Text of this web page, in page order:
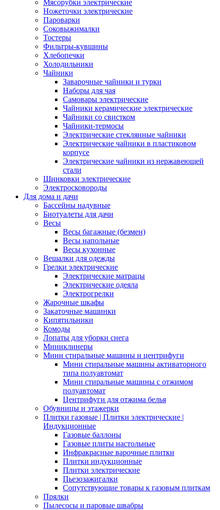
Мясорубки электрические
Ножеточки электрические
Пароварки
Соковыжималки
Тостеры
Фильтры-кувшины
Хлебопечки
Холодильники
Чайники
Заварочные чайники и турки
Наборы для чая
Самовары электрические
Чайники керамические электрические
Чайники со свистком
Чайники-термосы
Электрические стеклянные чайники
Электрические чайники в пластиковом
корпусе
Электрические чайники из нержавеющей
стали
Шинковки электрические
Электросковороды
Для дома и дачи
Бассейны надувные
Биотуалеты для дачи
Весы
Весы багажные (безмен)
Весы напольные
Весы кухонные
Вешалки для одежды
Грелки электрические
Электрические матрацы
Электрические одеяла
Электрогрелки
Жарочные шкафы
Закаточные машинки
Кипятильники
Комоды
Лопаты для уборки снега
Миниклинеры
Мини стиральные машины и центрифуги
Мини стиральные машины активаторного
типа полуавтомат
Мини стиральные машины с отжимом
полуавтомат
Центрифуги для отжима белья
Обувницы и этажерки
Плитки газовые | Плитки электрические |
Индукционные
Газовые баллоны
Газовые плиты настольные
Инфракрасные варочные плитки
Плитки индукционные
Плитки электрические
Пьезозажигалки
Сопутствующие товары к газовым плиткам
Прялки
Пылесосы и паровые швабры